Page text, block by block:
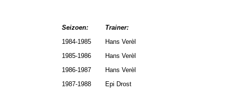
Seizoen: Trainer:
1984-1985
Hans Verèl
1985-1986
Hans Verèl
1986-1987
Hans Verèl
1987-1988
Epi Drost